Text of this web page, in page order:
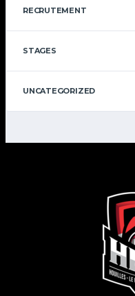
RECRUTEMENT
STAGES
UNCATEGORIZED